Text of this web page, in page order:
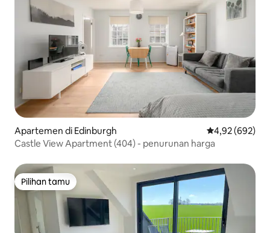
Apartemen di Edinburgh Nilai rata-rata
4,92 (692)
Castle View Apartment (404) - penurunan harga
Pilihan tamu
Pilihan tamu